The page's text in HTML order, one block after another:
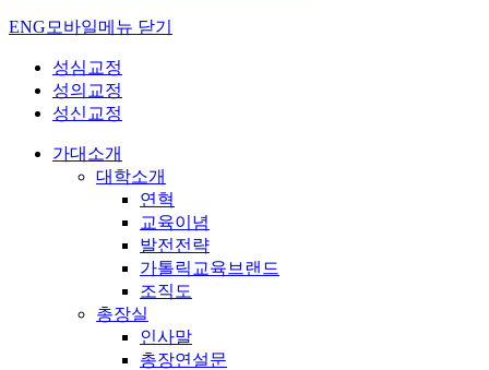
ENG 모바일메뉴 닫기
성심교정
성의교정
성신교정
가대소개
대학소개
연혁
교육이념
발전전략
가톨릭교육브랜드
조직도
총장실
인사말
총장연설문